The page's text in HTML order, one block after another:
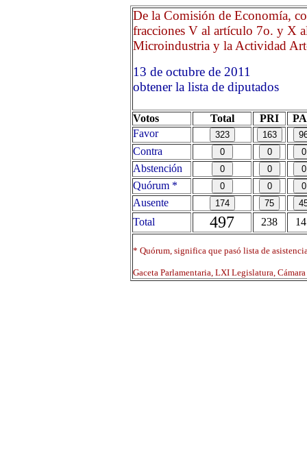
De la Comisión de Economía,
fracciones V al artículo 7o. y X
Microindustria y la Actividad
13 de octubre de 2011
obtener la lista de diputados
Votos Total PRI
Favor
Contra
Abstención
Quórum *
Ausente
Total
497 238
* Quórum, significa que pasó lista de
Gaceta Parlamentaria, LXI Legislatura,